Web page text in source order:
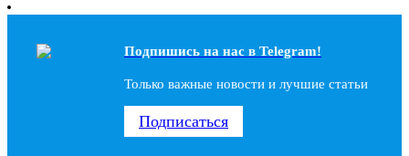
Подпишись на наc в Telegram!
Только важные новости и лучшие статьи
Подписаться